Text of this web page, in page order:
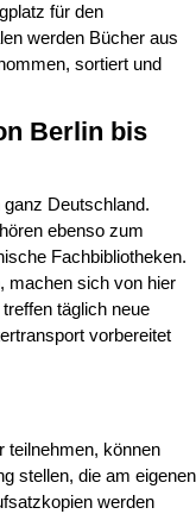
für den
werden Bücher aus
sortiert und
Berlin bis
Deutschland.
ebenso zum
Fachbibliotheken.
machen sich von hier
täglich neue
vorbereitet
teilnehmen, können
stellen, die am eigenen
werden